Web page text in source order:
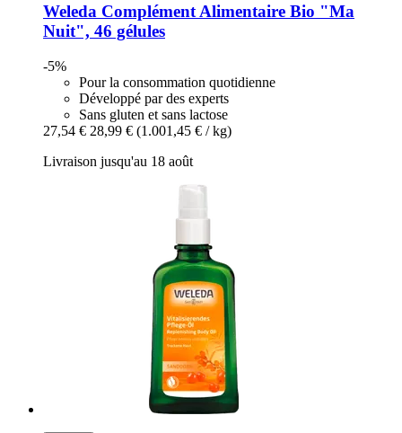
Weleda Complément Alimentaire Bio "Ma
Nuit", 46 gélules
-5%
Pour la consommation quotidienne
Développé par des experts
Sans gluten et sans lactose
27,54 € 28,99 € (1.001,45 € / kg)
Livraison jusqu'au 18 août